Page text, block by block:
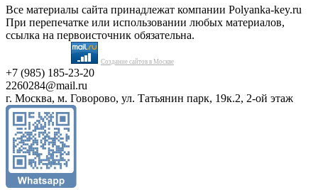
Все материалы сайта принадлежат компании Polyanka-key.ru
При перепечатке или использовании любых материалов,
ссылка на первоисточник обязательна.
Создание сайтов в Москве
+7 (985) 185-23-20
2260284@mail.ru
г. Москва, м. Говорово, ул. Татьянин парк, 19к.2, 2-ой этаж